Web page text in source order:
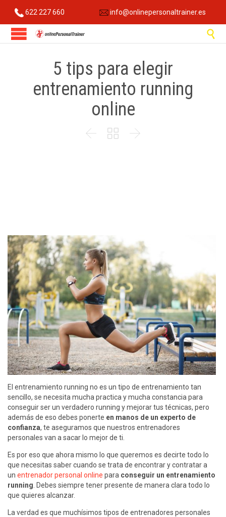
622 227 660 info@onlinepersonaltrainer.es

5 tips para elegir
entrenamiento running
online
  
El entrenamiento running no es un tipo de entrenamiento tan
sencillo, se necesita mucha practica y mucha constancia para
conseguir ser un verdadero running y mejorar tus técnicas, pero
además de eso debes ponerte en manos de un experto de
confianza, te aseguramos que nuestros entrenadores
personales van a sacar lo mejor de ti.
Es por eso que ahora mismo lo que queremos es decirte todo lo
que necesitas saber cuando se trata de encontrar y contratar a
un entrenador personal online para conseguir un entrenamiento
running . Debes siempre tener presente de manera clara todo lo
que quieres alcanzar.
La verdad es que muchísimos tipos de entrenadores personales